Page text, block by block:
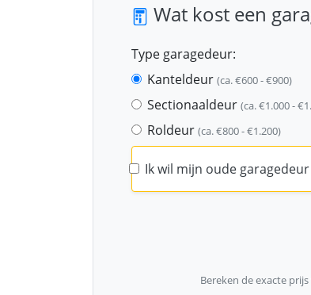
Wat kost een
Type garagedeur:
Kanteldeur (ca. €600 - €900)
Sectionaaldeur (ca. €1.000 -
Roldeur (ca. €800 - €1.200)
Ik wil mijn oude
Bereken de exacte